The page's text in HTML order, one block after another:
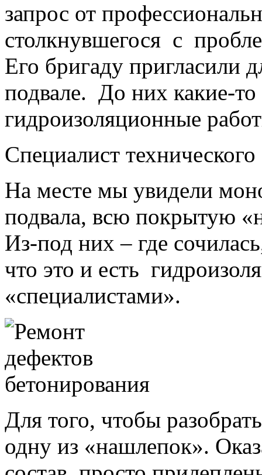
запрос от
столкнувшегося с
Его бригаду пригласили
подвале. До них какие-
гидроизоляционные
Специалист
На месте мы увидели
подвала, всю покрытую
Из-под них – где
что это и есть
«специалистами».
Для того, чтобы
одну из «нашлепок».